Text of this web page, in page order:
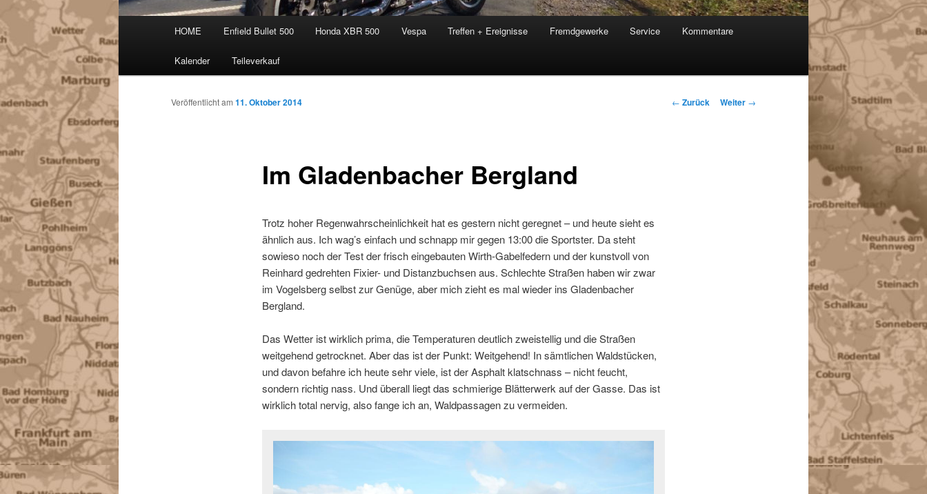
HOME Enfield Bullet 500 Honda XBR 500 Vespa Treffen + Ereignisse Fremdgewerke Service Kommentare
Kalender Teileverkauf
Beitragsnavigation
← Zurück Weiter →
Im Gladenbacher Bergland
Veröffentlicht am 11. Oktober 2014
Trotz hoher Regenwahrscheinlichkeit hat es gestern nicht geregnet – und heute sieht es
ähnlich aus. Ich wag’s einfach und schnapp mir gegen 13:00 die Sportster. Da steht
sowieso noch der Test der frisch eingebauten Wirth-Gabelfedern und der kunstvoll von
Reinhard gedrehten Fixier- und Distanzbuchsen aus. Schlechte Straßen haben wir zwar
im Vogelsberg selbst zur Genüge, aber mich zieht es mal wieder ins Gladenbacher
Bergland.
Das Wetter ist wirklich prima, die Temperaturen deutlich zweistellig und die Straßen
weitgehend getrocknet. Aber das ist der Punkt: Weitgehend! In sämtlichen Waldstücken,
und davon befahre ich heute sehr viele, ist der Asphalt klatschnass – nicht feucht,
sondern richtig nass. Und überall liegt das schmierige Blätterwerk auf der Gasse. Das ist
wirklich total nervig, also fange ich an, Waldpassagen zu vermeiden.